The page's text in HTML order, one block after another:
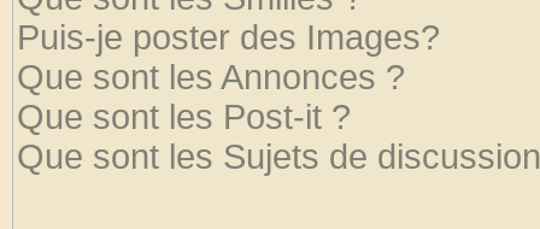
Puis-je poster des Images?
Que sont les Annonces ?
Que sont les Post-it ?
Que sont les Sujets de